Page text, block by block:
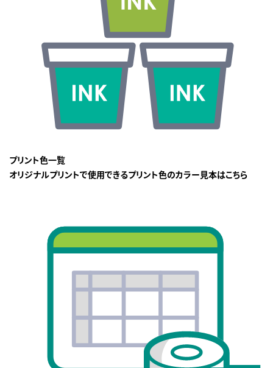
プリント色一覧
オリジナルプリントで使用できるプリント色のカラー見本はこちら